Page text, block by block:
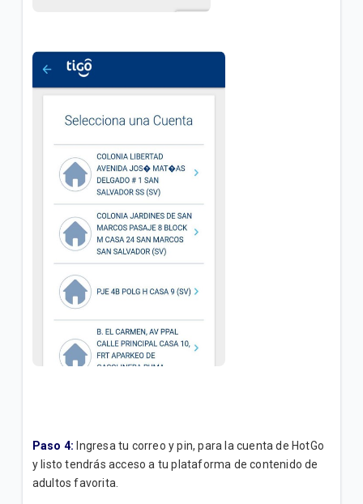
Paso 4: Ingresa tu correo y pin, para la cuenta de HotGo
y listo tendrás acceso a tu plataforma de contenido de
adultos favorita.